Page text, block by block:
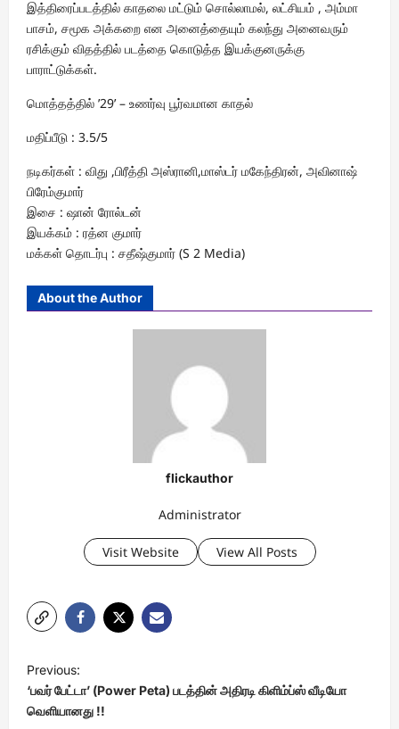
இத்திரைப்படத்தில் காதலை மட்டும் சொல்லாமல், லட்சியம் , அம்மா
பாசம், சமூக அக்கறை என அனைத்தையும் கலந்து அனைவரும்
ரசிக்கும் விதத்தில் படத்தை கொடுத்த இயக்குனருக்கு
பாராட்டுக்கள்.
மொத்தத்தில் ’29’ – உணர்வு பூர்வமான காதல்
மதிப்பீடு : 3.5/5
நடிகர்கள் : விது ,பிரீத்தி அஸ்ரானி,மாஸ்டர் மகேந்திரன், அவினாஷ்
பிரேம்குமார்
இசை : ஷான் ரோல்டன்
இயக்கம் : ரத்ன குமார்
மக்கள் தொடர்பு : சதீஷ்குமார் (S 2 Media)
About the Author
flickauthor
Administrator
Visit Website View All Posts
o
s
Previous:
‘பவர் பேட்டா’ (Power Peta) படத்தின் அதிரடி கிளிம்ப்ஸ் வீடியோ
வெளியானது !!